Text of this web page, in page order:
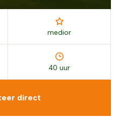
medior
40 uur
direct